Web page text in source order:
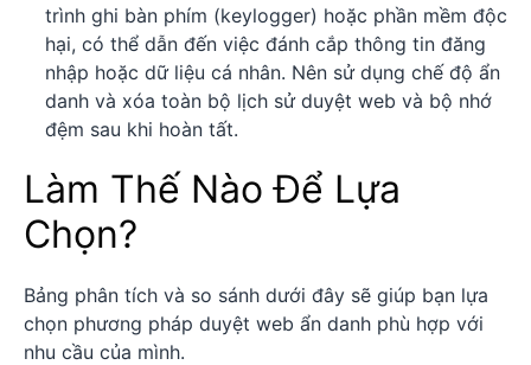
trình ghi bàn phím (keylogger) hoặc phần mềm độc
hại, có thể dẫn đến việc đánh cắp thông tin đăng
nhập hoặc dữ liệu cá nhân. Nên sử dụng chế độ ẩn
danh và xóa toàn bộ lịch sử duyệt web và bộ nhớ
đệm sau khi hoàn tất.
Làm Thế Nào Để Lựa
Chọn?
Bảng phân tích và so sánh dưới đây sẽ giúp bạn lựa
chọn phương pháp duyệt web ẩn danh phù hợp với
nhu cầu của mình.